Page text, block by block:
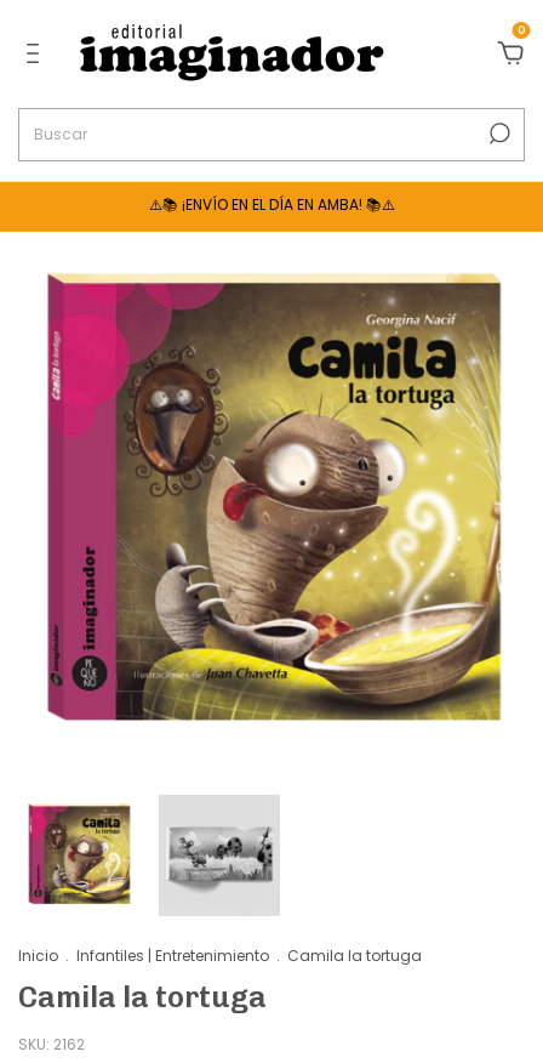
0
⚠️📚 ¡ENVÍO EN EL DÍA EN AMBA! 📚⚠️
Inicio . Infantiles | Entretenimiento . Camila la tortuga
Camila la tortuga
SKU: 2162